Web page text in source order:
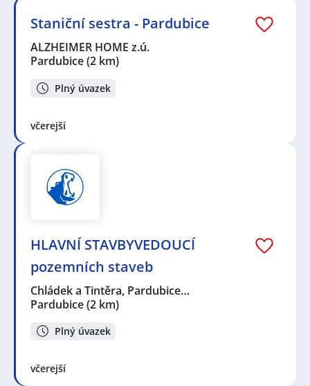
Staniční sestra - Pardubice
ALZHEIMER HOME z.ú.
Pardubice(2 km)
Plný úvazek
včerejší
HLAVNÍ STAVBYVEDOUCÍ
pozemních staveb
Chládek a Tintěra, Pardubice…
Pardubice(2 km)
Plný úvazek
včerejší